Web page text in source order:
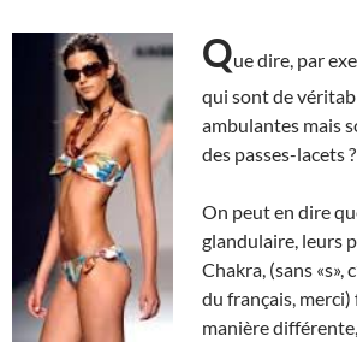
Que dire, par
qui sont de
ambulantes mais
des passes-lacets ?
On peut en dire
glandulaire, leurs
Chakra, (sans «s»,
du français,
manière